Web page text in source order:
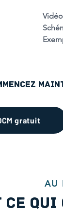
gratuit
AU
CE QUI